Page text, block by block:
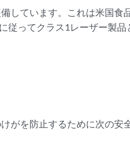
しています。これは米国食
従ってクラス1レーザー製品
がを防止するために次の安